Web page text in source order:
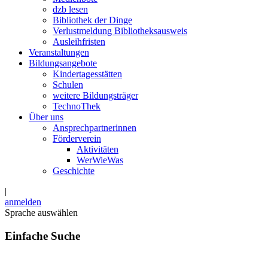
dzb lesen
Bibliothek der Dinge
Verlustmeldung Bibliotheksausweis
Ausleihfristen
Veranstaltungen
Bildungsangebote
Kindertagesstätten
Schulen
weitere Bildungsträger
TechnoThek
Über uns
Ansprechpartnerinnen
Förderverein
Aktivitäten
WerWieWas
Geschichte
|
anmelden
Sprache auswählen
Einfache Suche